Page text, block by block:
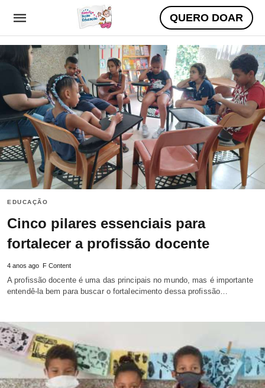
QUERO DOAR
EDUCAÇÃO
Cinco pilares essenciais para
fortalecer a profissão docente
4 anos ago F Content
A profissão docente é uma das principais no mundo, mas é importante
entendê-la bem para buscar o fortalecimento dessa profissão…